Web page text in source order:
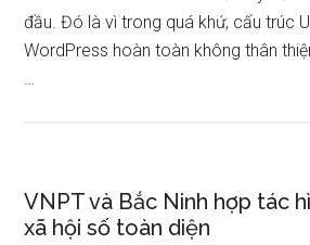
đầu. Đó là vì trong quá khứ, cấu trúc
WordPress hoàn toàn không thân
…
VNPT và Bắc Ninh hợp tác
xã hội số toàn diện